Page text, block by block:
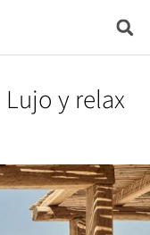
Lujo y relax